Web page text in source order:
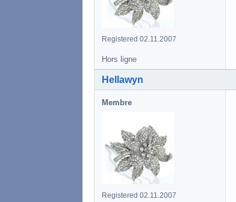
Registered 02.11.2007
Hors ligne
Hellawyn
Membre
Registered 02.11.2007